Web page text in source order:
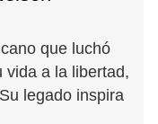
que luchó
vida a la libertad,
legado inspira